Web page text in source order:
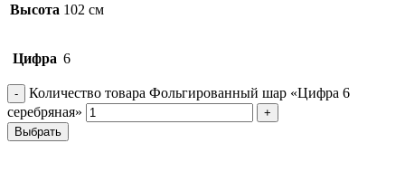
Высота 102 см
Цифра 6
Количество товара Фольгированный шар «Цифра 6
серебряная»
Выбрать